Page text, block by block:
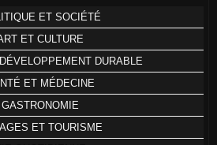
ET SOCIÉTÉ
ET CULTURE
DURABLE
ET MÉDECINE
GASTRONOMIE
ET TOURISME